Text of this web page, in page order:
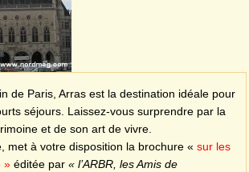
de Paris, Arras est la destination idéale pour
séjours. Laissez-vous surprendre par la
et de son art de vivre.
met à votre disposition la brochure « sur les
» éditée par « l’ARBR, les Amis de